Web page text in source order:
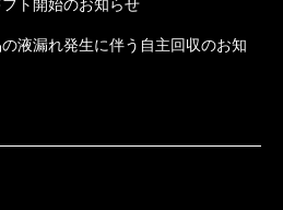
ト開始のお知らせ
の液漏れ発生に伴う自主回収のお知